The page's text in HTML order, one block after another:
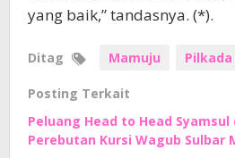
yang baik,” tandasnya. (*).
Ditag Mamuju Pilkada
Posting Terkait
Peluang Head to Head Syamsul
Perebutan Kursi Wagub Sulbar